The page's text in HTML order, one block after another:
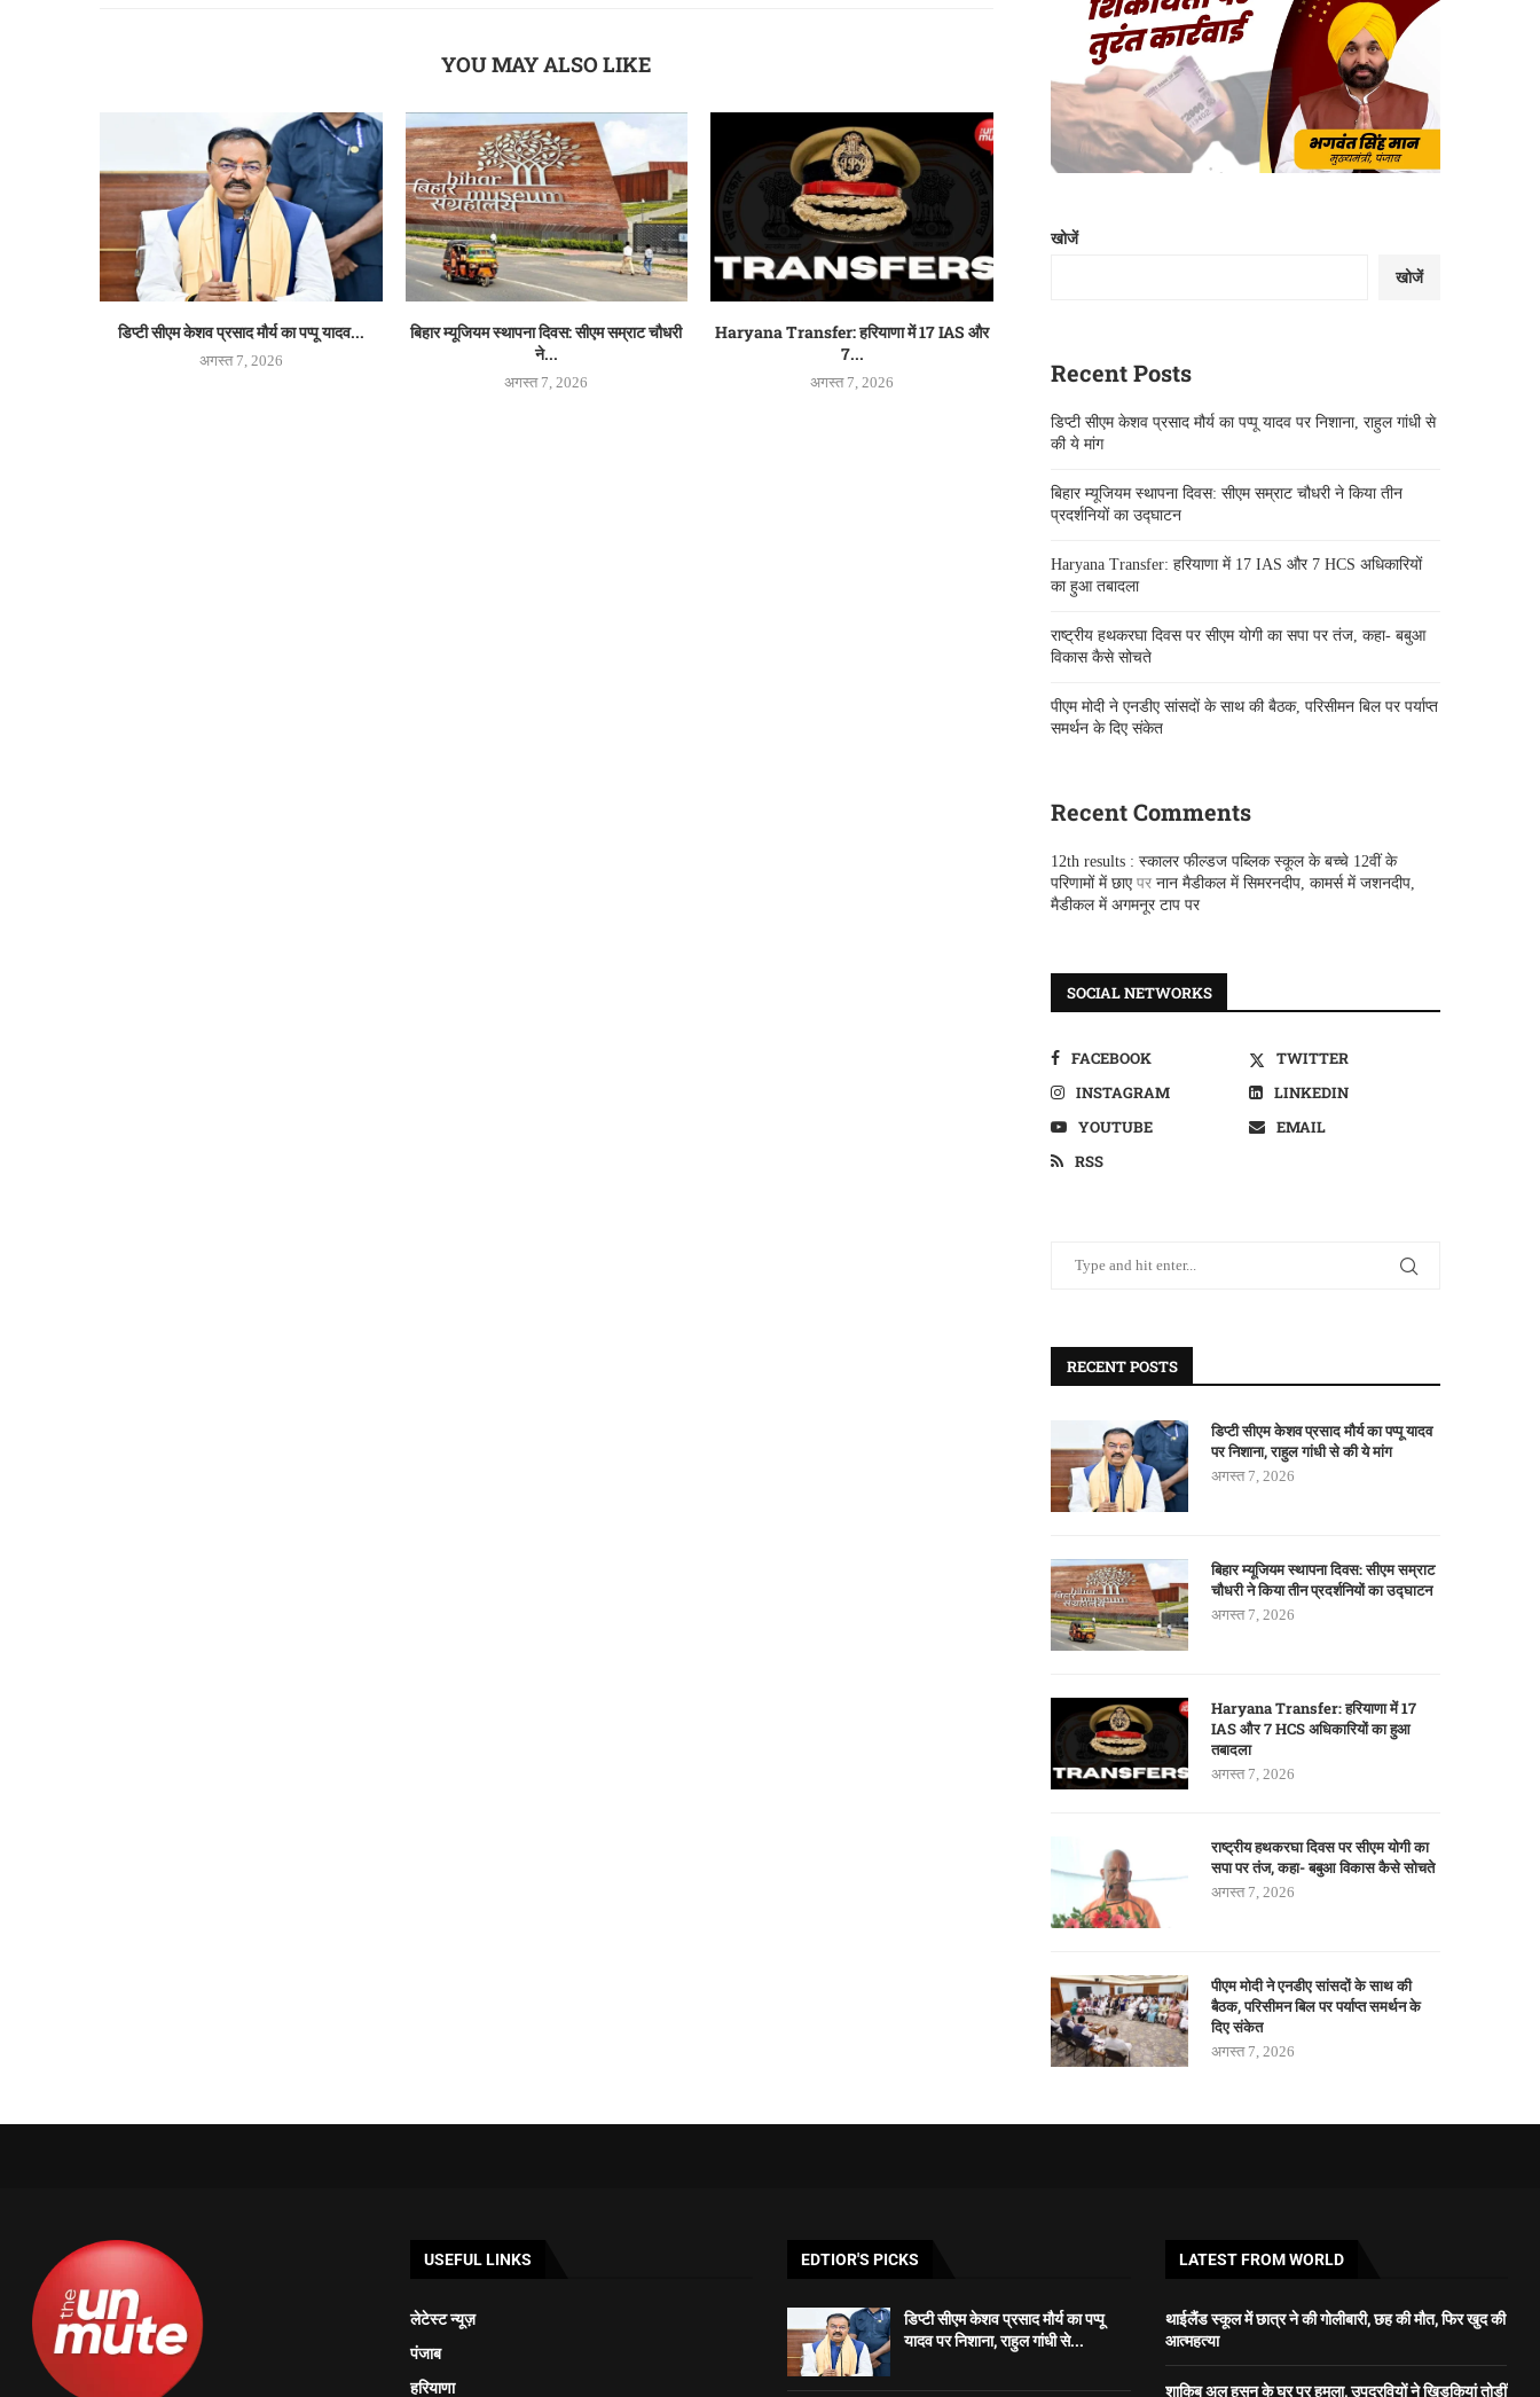
YOU MAY ALSO LIKE
डिप्टी सीएम केशव प्रसाद मौर्य का पप्पू यादव...
अगस्त 7, 2026
बिहार म्यूजियम स्थापना दिवस: सीएम सम्राट चौधरी
ने...
अगस्त 7, 2026
Haryana Transfer: हरियाणा में 17 IAS और
7...
अगस्त 7, 2026
खोजें
खोजें
Recent Posts
डिप्टी सीएम केशव प्रसाद मौर्य का पप्पू यादव पर निशाना, राहुल गांधी से
की ये मांग
बिहार म्यूजियम स्थापना दिवस: सीएम सम्राट चौधरी ने किया तीन
प्रदर्शनियों का उद्घाटन
Haryana Transfer: हरियाणा में 17 IAS और 7 HCS अधिकारियों
का हुआ तबादला
राष्ट्रीय हथकरघा दिवस पर सीएम योगी का सपा पर तंज, कहा- बबुआ
विकास कैसे सोचते
पीएम मोदी ने एनडीए सांसदों के साथ की बैठक, परिसीमन बिल पर पर्याप्त
समर्थन के दिए संकेत
Recent Comments
12th results : स्कालर फील्डज पब्लिक स्कूल के बच्चे 12वीं के
परिणामों में छाएपर नान मैडीकल में सिमरनदीप, कामर्स में जशनदीप,
मैडीकल में अगमनूर टाप पर
SOCIAL NETWORKS
FACEBOOK
TWITTER
INSTAGRAM
LINKEDIN
YOUTUBE
EMAIL
RSS
RECENT POSTS
डिप्टी सीएम केशव प्रसाद मौर्य का पप्पू यादव
पर निशाना, राहुल गांधी से की ये मांग
अगस्त 7, 2026
बिहार म्यूजियम स्थापना दिवस: सीएम सम्राट
चौधरी ने किया तीन प्रदर्शनियों का उद्घाटन
अगस्त 7, 2026
Haryana Transfer: हरियाणा में 17
IAS और 7 HCS अधिकारियों का हुआ
तबादला
अगस्त 7, 2026
राष्ट्रीय हथकरघा दिवस पर सीएम योगी का
सपा पर तंज, कहा- बबुआ विकास कैसे सोचते
अगस्त 7, 2026
पीएम मोदी ने एनडीए सांसदों के साथ की
बैठक, परिसीमन बिल पर पर्याप्त समर्थन के
दिए संकेत
अगस्त 7, 2026
USEFUL LINKS
लेटेस्ट न्यूज़
पंजाब
हरियाणा
EDTIOR'S PICKS
डिप्टी सीएम केशव प्रसाद मौर्य का पप्पू
यादव पर निशाना, राहुल गांधी से...
LATEST FROM WORLD
थाईलैंड स्कूल में छात्र ने की गोलीबारी, छह की मौत, फिर खुद की
आत्महत्या
शाकिब अल हसन के घर पर हमला, उपद्रवियों ने खिड़कियां तोड़ीं